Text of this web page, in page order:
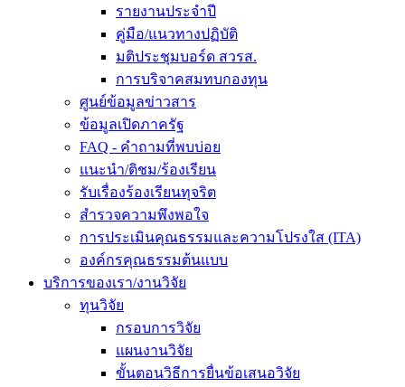
รายงานประจำปี
คู่มือ/แนวทางปฏิบัติ
มติประชุมบอร์ด สวรส.
การบริจาคสมทบกองทุน
ศูนย์ข้อมูลข่าวสาร
ข้อมูลเปิดภาครัฐ
FAQ - คำถามที่พบบ่อย
แนะนำ/ติชม/ร้องเรียน
รับเรื่องร้องเรียนทุจริต
สำรวจความพึงพอใจ
การประเมินคุณธรรมและความโปรงใส (ITA)
องค์กรคุณธรรมต้นแบบ
บริการของเรา/งานวิจัย
ทุนวิจัย
กรอบการวิจัย
แผนงานวิจัย
ขั้นตอนวิธีการยื่นข้อเสนอวิจัย